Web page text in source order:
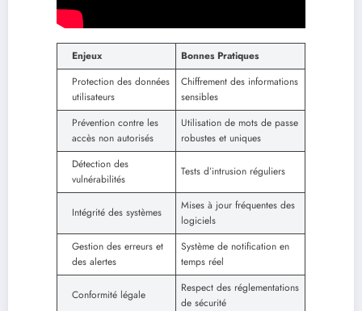
Enjeux
Bonnes Pratiques
Protection des données
utilisateurs
Chiffrement des informations
sensibles
Prévention contre les
accès non autorisés
Utilisation de mots de passe
robustes et uniques
Détection des
vulnérabilités
Tests d’intrusion réguliers
Intégrité des systèmes
Mises à jour fréquentes des
logiciels
Gestion des erreurs et
des alertes
Système de notification en
temps réel
Conformité légale
Respect des réglementations
de sécurité